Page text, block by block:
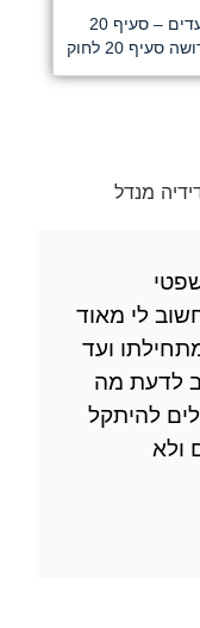
צוואה בעדים – סעיף 20
סעיף 20 לחוק
לי מאוד
ועד
לדעת מה
להיתקל
ולא